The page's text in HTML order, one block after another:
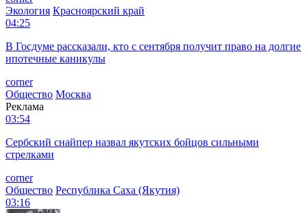
Экология Красноярский край
04:25
В Госдуме рассказали, кто с сентября получит право на долгие
ипотечные каникулы
corner
Общество Москва
Реклама
03:54
Сербский снайпер назвал якутских бойцов сильными
стрелками
corner
Общество Республика Саха (Якутия)
03:16